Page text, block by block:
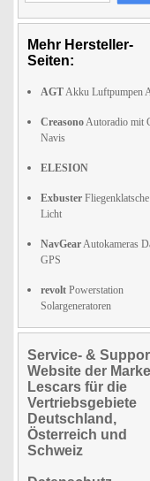
Mehr Hersteller-
Seiten:
AGTAkku Luftpumpen
CreasonoAutoradio mit
Navis
ELESION
Exbuster
Licht
NavGearAutokameras
GPS
revolt Powerstation
Solargeneratoren
Service- &
Website der Marke
Lescars für die
Vertriebsgebiete
Deutschland,
Österreich und
Schweiz